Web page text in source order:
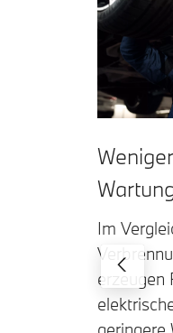
Weniger
Im
erzeugen